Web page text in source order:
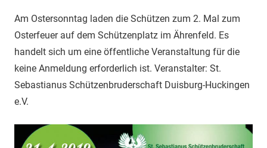
6.
April
2019
1.
Vorsitzender
Veranstaltung
Am Ostersonntag laden die Schützen zum 2. Mal zum
Osterfeuer auf dem Schützenplatz im Ährenfeld. Es
handelt sich um eine öffentliche Veranstaltung für die
keine Anmeldung erforderlich ist. Veranstalter: St.
Sebastianus Schützenbruderschaft Duisburg-Huckingen
e.V.